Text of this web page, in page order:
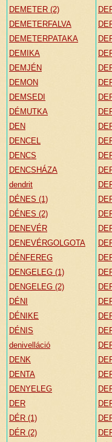
DEMETER (2)
DEMETERFALVA
DEMETERPATAKA
DEMIKA
DEMJÉN
DEMON
DEMSEDI
DÉMUTKA
DEN
DENCEL
DENCS
DENCSHÁZA
dendrit
DÉNES (1)
DÉNES (2)
DENEVÉR
DENEVÉRGOLGOTA
DÉNFEREG
DENGELEG (1)
DENGELEG (2)
DÉNI
DÉNIKE
DÉNIS
denivelláció
DENK
DENTA
DENYELEG
DER
DÉR (1)
DÉR (2)